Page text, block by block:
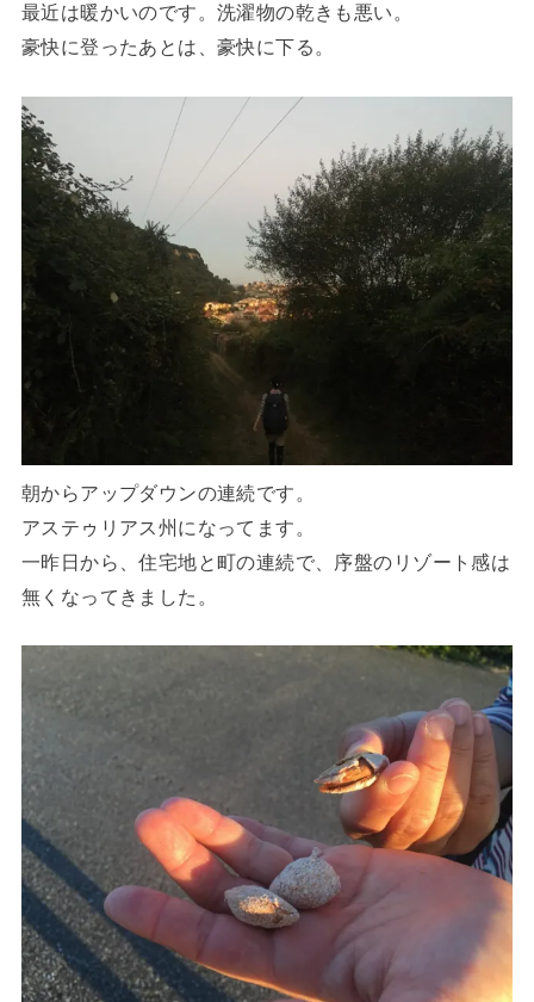
最近は暖かいのです。洗濯物の乾きも悪い。
豪快に登ったあとは、豪快に下る。
朝からアップダウンの連続です。
アステゥリアス州になってます。
一昨日から、住宅地と町の連続で、序盤のリゾート感は
無くなってきました。